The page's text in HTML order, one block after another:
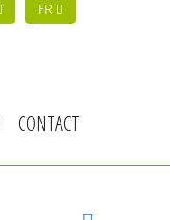
FR
CONTACT